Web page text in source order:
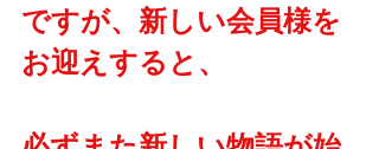
ですが、新しい会員様を
お迎えすると、